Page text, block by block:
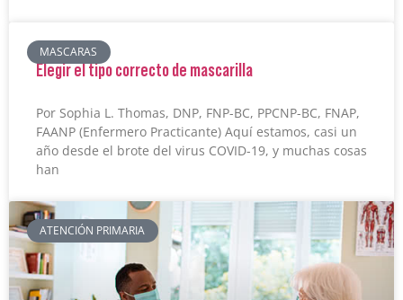
MASCARAS
Elegir el tipo correcto de mascarilla
Por Sophia L. Thomas, DNP, FNP-BC, PPCNP-BC, FNAP,
FAANP (Enfermero Practicante) Aquí estamos, casi un
año desde el brote del virus COVID-19, y muchas cosas
han
ATENCIÓN PRIMARIA